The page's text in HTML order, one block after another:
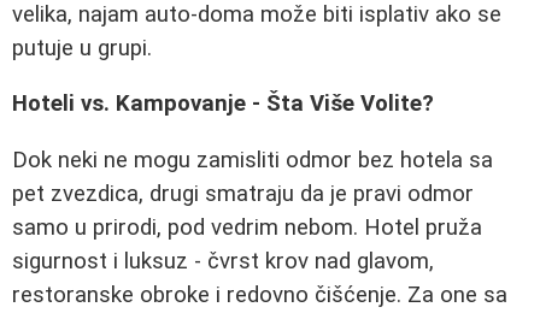
velika, najam auto-doma može biti isplativ ako se
putuje u grupi.
Hoteli vs. Kampovanje - Šta Više Volite?
Dok neki ne mogu zamisliti odmor bez hotela sa
pet zvezdica, drugi smatraju da je pravi odmor
samo u prirodi, pod vedrim nebom. Hotel pruža
sigurnost i luksuz - čvrst krov nad glavom,
restoranske obroke i redovno čišćenje. Za one sa